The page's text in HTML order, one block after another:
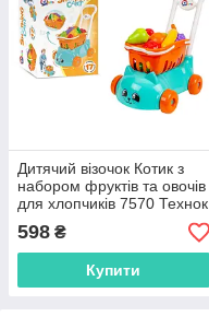
Дитячий візочок Котик з
набором фруктів та овочів
для хлопчиків 7570 Технок
598 ₴
Купити